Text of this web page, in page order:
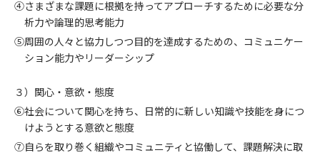
④さまざまな課題に根拠を持ってアプローチするために必要な分
析力や論理的思考能力
⑤周囲の人々と協力しつつ目的を達成するための、コミュニケー
ション能力やリーダーシップ
３）関心・意欲・態度
⑥社会について関心を持ち、日常的に新しい知識や技能を身につ
けようとする意欲と態度
⑦自らを取り巻く組織やコミュニティと協働して、課題解決に取